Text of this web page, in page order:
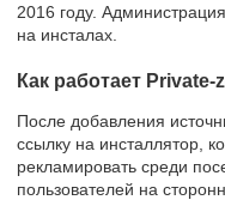
2016 году.
на инсталах.
Как работает Private-
После добавления
ссылку на инсталлятор,
рекламировать среди
пользователей на